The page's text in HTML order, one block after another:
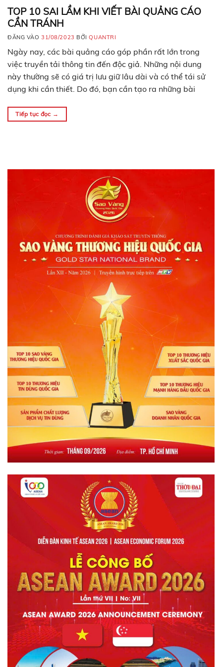
TOP 10 SAI LẦM KHI VIẾT BÀI QUẢNG CÁO
CẦN TRÁNH
ĐĂNG VÀO31/08/2023 BỞIQUANTRI
Ngày nay, các bài quảng cáo góp phần rất lớn trong
việc truyền tải thông tin đến độc giả. Những nội dung
này thường sẽ có giá trị lưu giữ lâu dài và có thể tái sử
dụng khi cần thiết. Do đó, bạn cần tạo ra những bài
Tiếp tục đọc →